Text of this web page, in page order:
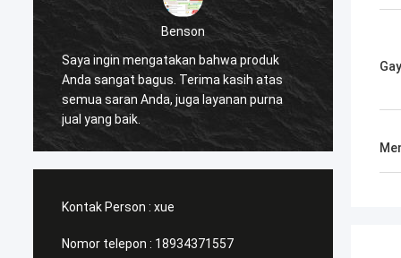
Benson
Saya ingin mengatakan bahwa produk
Anda sangat bagus. Terima kasih atas
semua saran Anda, juga layanan purna
jual yang baik.
Saya
Kontak Person : xue
Nomor telepon : 18934371557